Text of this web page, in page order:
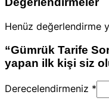
Henüz değerlendirme
“Gümrük Tarife
yapan ilk kişi siz
Derecelendirmeniz *